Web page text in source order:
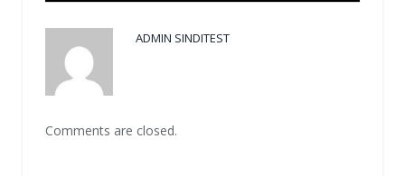
ADMIN SINDITEST
Comments are closed.